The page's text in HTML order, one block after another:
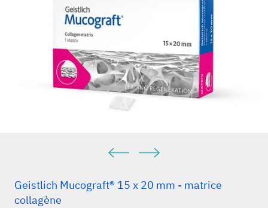
Geistlich Mucograft® 15 x 20 mm - matrice
collagène